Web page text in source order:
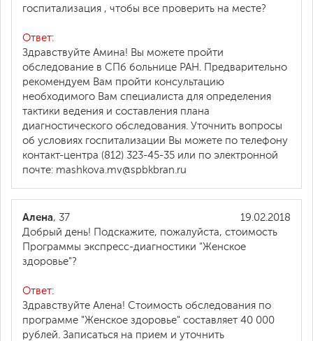
госпитализация , чтобы все проверить на месте?
Ответ:
Здравствуйте Амина! Вы можете пройти
обследование в СПб больнице РАН. Предварительно
рекомендуем Вам пройти консультацию
необходимого Вам специалиста для определения
тактики ведения и составления плана
диагностического обследования. Уточнить вопросы
об условиях госпитализации Вы можете по телефону
контакт-центра (812) 323-45-35 или по электронной
почте: mashkova.mv@spbkbran.ru
19.02.2018
Алена, 37
Добрый день! Подскажите, пожалуйста, стоимость
Программы экспресс-диагностики "Женское
здоровье"?
Ответ:
Здравствуйте Алена! Стоимость обследования по
программе "Женское здоровье" составляет 40 000
рублей. Записаться на прием и уточнить